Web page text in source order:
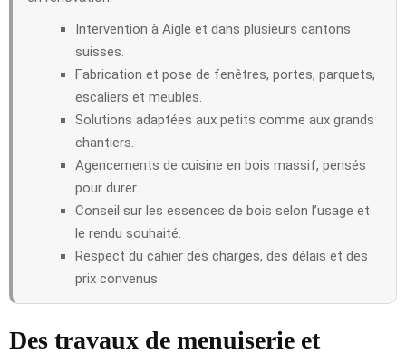
Intervention à Aigle et dans plusieurs cantons
suisses.
Fabrication et pose de fenêtres, portes, parquets,
escaliers et meubles.
Solutions adaptées aux petits comme aux grands
chantiers.
Agencements de cuisine en bois massif, pensés
pour durer.
Conseil sur les essences de bois selon l’usage et
le rendu souhaité.
Respect du cahier des charges, des délais et des
prix convenus.
Des travaux de menuiserie et